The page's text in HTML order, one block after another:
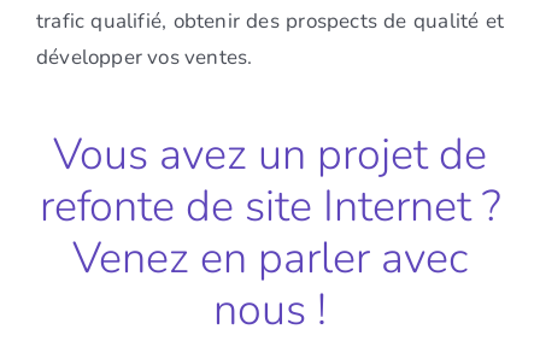
trafic qualifié, obtenir des prospects de qualité et
développer vos ventes.
Vous avez un projet de
refonte de site Internet ?
Venez en parler avec
nous !